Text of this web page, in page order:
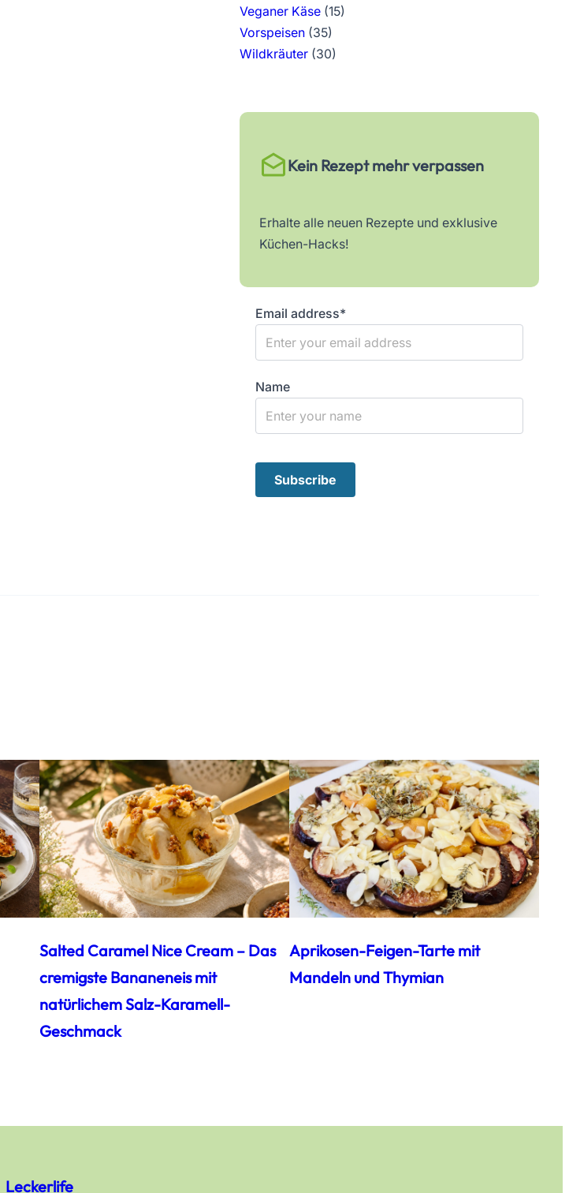
Veganer Käse(15)
Vorspeisen(35)
Wildkräuter(30)
Kein Rezept mehr verpassen
Erhalte alle neuen Rezepte und exklusive
Küchen-Hacks!
Email address*
Name
Salted Caramel Nice Cream – Das
cremigste Bananeneis mit
natürlichem Salz-Karamell-
Geschmack
Aprikosen-Feigen-Tarte mit
Mandeln und Thymian
Leckerlife